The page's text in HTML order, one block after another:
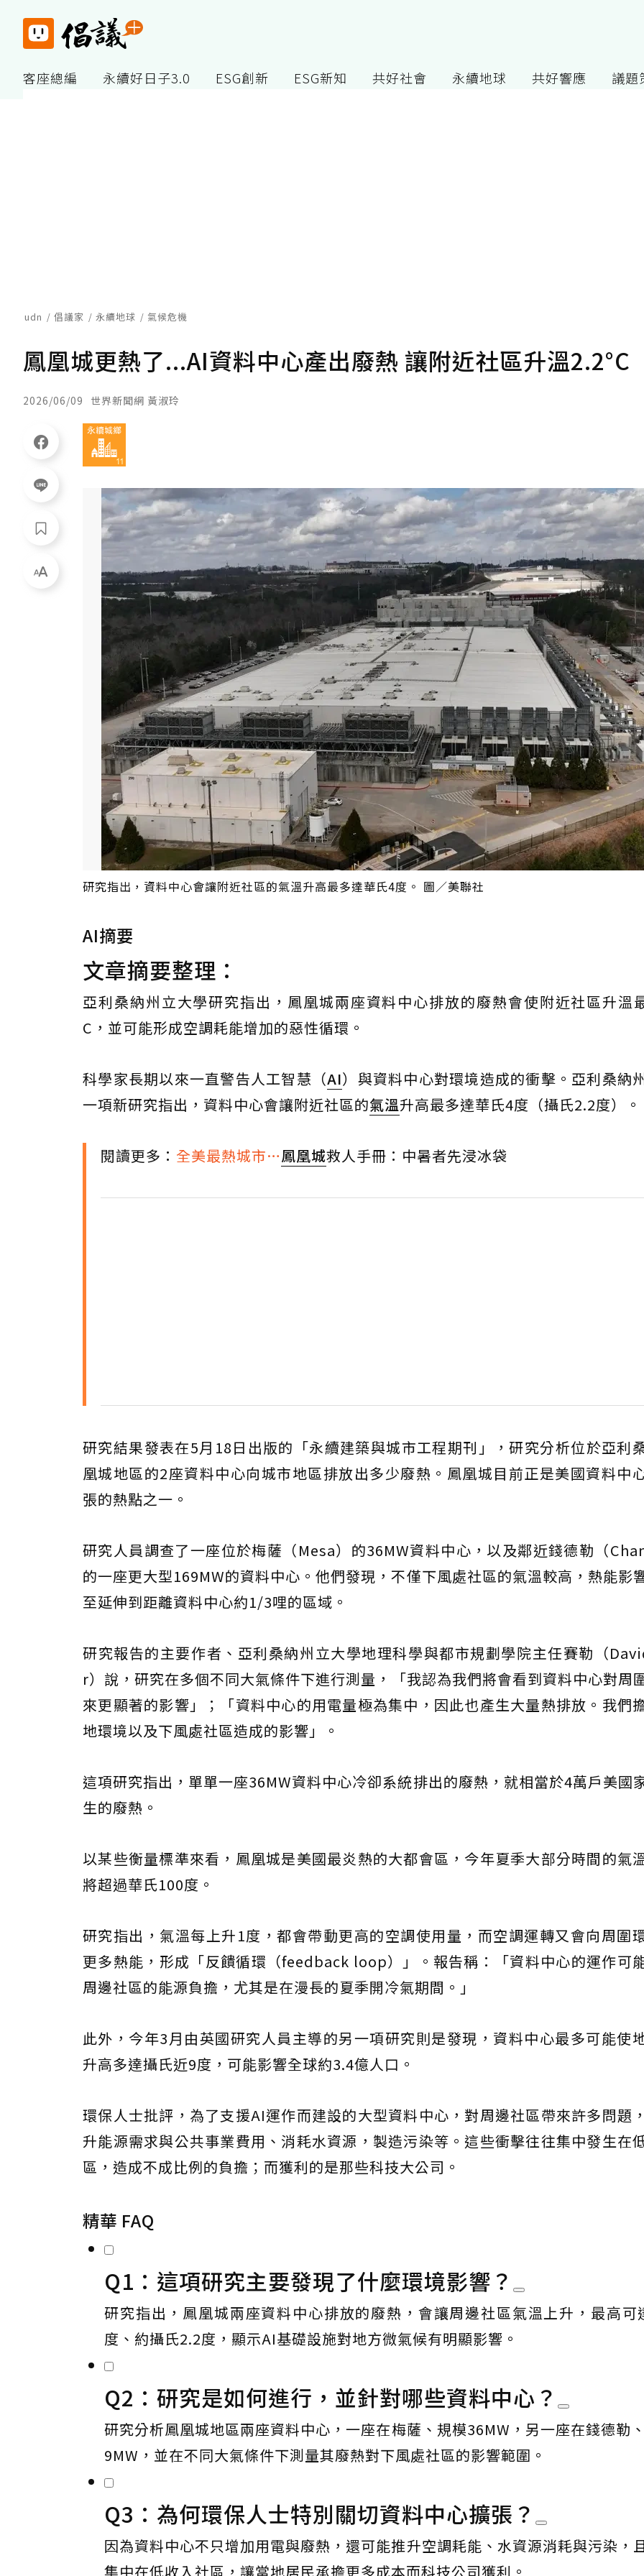
客座總編 永續好日子3.0 ESG創新 ESG新知 共好社會 永續地球 共好響應 議題
udn 倡議家 永續地球 氣候危機
鳳凰城更熱了...AI資料中心產出廢熱 讓附近社區升溫2.2°C
2026/06/09 世界新聞網 黃淑玲
研究指出，資料中心會讓附近社區的氣溫升高最多達華氏4度。 圖／美聯社
AI摘要
文章摘要整理：
亞利桑納州立大學研究指出，鳳凰城兩座資料中心排放的廢熱會使附近社區升溫
C，並可能形成空調耗能增加的惡性循環。
科學家長期以來一直警告人工智慧（AI）與資料中心對環境造成的衝擊。亞利桑納
一項新研究指出，資料中心會讓附近社區的氣溫升高最多達華氏4度（攝氏2.2度）。
閱讀更多： 全美最熱城市…鳳凰城救人手冊：中暑者先浸冰袋
研究結果發表在5月18日出版的「永續建築與城市工程期刊」，研究分析位於亞利
凰城地區的2座資料中心向城市地區排放出多少廢熱。鳳凰城目前正是美國資料中
張的熱點之一。
研究人員調查了一座位於梅薩（Mesa）的36MW資料中心，以及鄰近錢德勒（
的一座更大型169MW的資料中心。他們發現，不僅下風處社區的氣溫較高，熱能影
至延伸到距離資料中心約1/3哩的區域。
研究報告的主要作者、亞利桑納州立大學地理科學與都市規劃學院主任賽勒（
r）說，研究在多個不同大氣條件下進行測量，「我認為我們將會看到資料中心對周
來更顯著的影響」；「資料中心的用電量極為集中，因此也產生大量熱排放。我們
地環境以及下風處社區造成的影響」。
這項研究指出，單單一座36MW資料中心冷卻系統排出的廢熱，就相當於4萬戶美國
生的廢熱。
以某些衡量標準來看，鳳凰城是美國最炎熱的大都會區，今年夏季大部分時間的氣
將超過華氏100度。
研究指出，氣溫每上升1度，都會帶動更高的空調使用量，而空調運轉又會向周圍
更多熱能，形成「反饋循環（feedback loop）」。報告稱：「資料中心的運作可
周邊社區的能源負擔，尤其是在漫長的夏季開冷氣期間。」
此外，今年3月由英國研究人員主導的另一項研究則是發現，資料中心最多可能使
升高多達攝氏近9度，可能影響全球約3.4億人口。
環保人士批評，為了支援AI運作而建設的大型資料中心，對周邊社區帶來許多問題
升能源需求與公共事業費用、消耗水資源，製造污染等。這些衝擊往往集中發生在
區，造成不成比例的負擔；而獲利的是那些科技大公司。
精華 FAQ
Q1：這項研究主要發現了什麼環境影響？
研究指出，鳳凰城兩座資料中心排放的廢熱，會讓周邊社區氣溫上升，最高可
度、約攝氏2.2度，顯示AI基礎設施對地方微氣候有明顯影響。
Q2：研究是如何進行，並針對哪些資料中心？
研究分析鳳凰城地區兩座資料中心，一座在梅薩、規模36MW，另一座在錢德勒
9MW，並在不同大氣條件下測量其廢熱對下風處社區的影響範圍。
Q3：為何環保人士特別關切資料中心擴張？
因為資料中心不只增加用電與廢熱，還可能推升空調耗能、水資源消耗與污染，
集中在低收入社區，讓當地居民承擔更多成本而科技公司獲利。